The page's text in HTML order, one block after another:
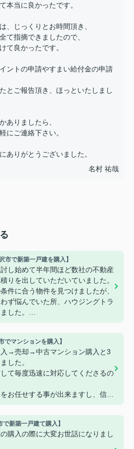
本当に良かったです。
、じっくりとお時間頂き、
て指摘できましたので、
て良かったです。
ントの申請やすまい給付金の申請
とご報告頂き、ほっといたしまし
ありましたら、
にご連絡下さい。
ありがとうございました。
名村 祐哉
市で新築一戸建を購入】
し始めて半年間ほど数社の不動産
りを出していただいていました。
件に合う物件を見つけましたが、
ず悩んでいた所、ハウジングトラ
した。
みでしたが、ハウジングトラスト
させていただき不明点や不安な部
した。
ットである【仲介手数料無料】の
で他社よりも大きく金額が下が
ったので購入に至りました。
ございました。
したらよろしくお願いいたしま
でマンションを購入】
入→売却→中古マンション購入と3
した。
て毎度迅速に対応してくださるの
お任せする事が出来ますし、信頼
したらよろしくお願いいたしま
新築一戸建て購入】
購入の際に大変お世話になりまし